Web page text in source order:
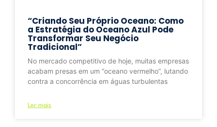
“Criando Seu Próprio Oceano: Como
a Estratégia do Oceano Azul Pode
Transformar Seu Negócio
Tradicional”
No mercado competitivo de hoje, muitas empresas
acabam presas em um “oceano vermelho”, lutando
contra a concorrência em águas turbulentas
Ler mais